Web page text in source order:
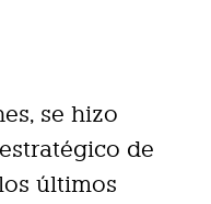
se hizo
de
últimos